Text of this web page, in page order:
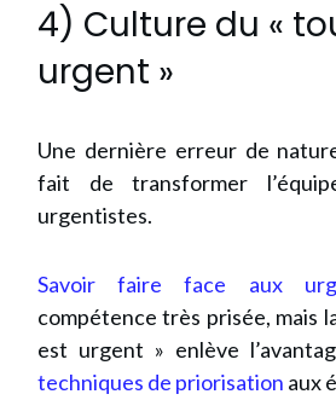
4) Culture du «
urgent »
Une dernière erreur de
fait de transformer
urgentistes.
Savoir faire face aux
compétence très prisée, mais
est urgent » enlève
techniques de priorisation aux